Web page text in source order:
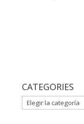
CATEGORIES
CATEGORIES